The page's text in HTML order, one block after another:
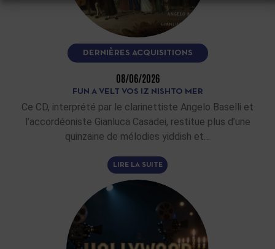
DERNIÈRES ACQUISITIONS
08/06/2026
FUN A VELT VOS IZ NISHTO MER
Ce CD, interprété par le clarinettiste Angelo Baselli et
l’accordéoniste Gianluca Casadei, restitue plus d’une
quinzaine de mélodies yiddish et…
LIRE LA SUITE